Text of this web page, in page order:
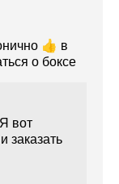
👍 в
о боксе
вот
заказать